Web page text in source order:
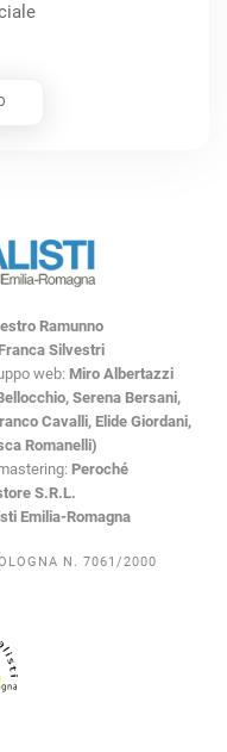
Ramunno
Franca Silvestri
web: Miro Albertazzi
Serena Bersani,
Cavalli, Elide Giordani,
Romanelli)
Peroché
S.R.L.
Emilia-Romagna
N. 7061/2000